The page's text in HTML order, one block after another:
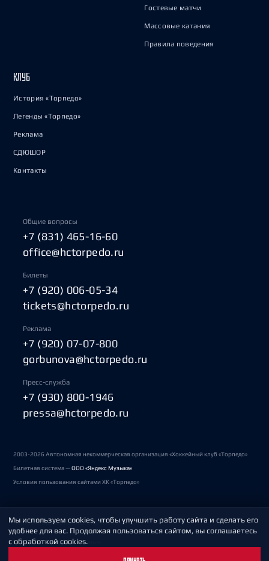
Гостевые матчи
Массовые катания
Правила поведения
КЛУБ
История «Торпедо»
Легенды «Торпедо»
Реклама
СДЮШОР
Контакты
Общие вопросы
+7 (831) 465-16-60
office@hctorpedo.ru
Билеты
+7 (920) 006-05-34
tickets@hctorpedo.ru
Реклама
+7 (920) 07-07-800
gorbunova@hctorpedo.ru
Пресс-служба
+7 (930) 800-1946
pressa@hctorpedo.ru
2003-2026 Автономная некоммерческая организация «Хоккейный клуб «Торпедо»
Билетная система —ООО «Яндекс Музыка»
Условия пользования сайтами ХК «Торпедо»
Политика обработки персональных данных
Пользовательское соглашение
Мы используем cookies, чтобы улучшить работу сайта и сделать его
удобнее для вас. Продолжая пользоваться сайтом, вы соглашаетесь
с обработкой cookies.